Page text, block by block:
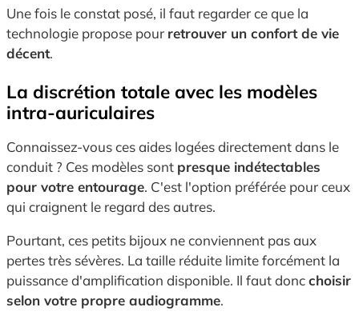
Une fois le constat posé, il faut regarder ce que la
technologie propose pour retrouver un confort de vie
décent.
La discrétion totale avec les modèles
intra-auriculaires
Connaissez-vous ces aides logées directement dans le
conduit ? Ces modèles sont presque indétectables
pour votre entourage. C'est l'option préférée pour ceux
qui craignent le regard des autres.
Pourtant, ces petits bijoux ne conviennent pas aux
pertes très sévères. La taille réduite limite forcément la
puissance d'amplification disponible. Il faut doncchoisir
selon votre propre audiogramme.